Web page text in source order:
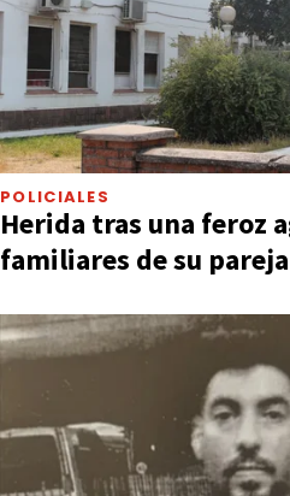
POLICIALES
Herida tras una feroz
familiares de su pareja